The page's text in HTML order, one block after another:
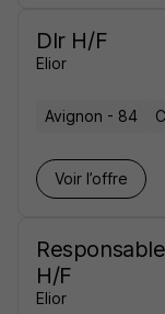
Dlr H/F
Elior
Avignon - 84
Voir l’offre
H/F
Elior